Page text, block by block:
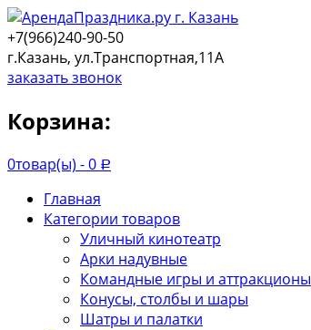
+7(966)240-90-50
г.Казань, ул.Транспортная,11А
заказать звонок
Корзина:
0товар(ы) -0 Р
Главная
Категории товаров
Уличный кинотеатр
Арки надувные
Командные игры и аттракционы
Конусы, столбы и шары
Шатры и палатки